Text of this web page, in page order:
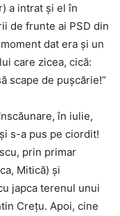
a intrat și el în
de frunte ai PSD din
dat era şi un
care zicea, cică:
scape de pușcărie!”
în iulie,
s-a pus pe ciordit!
prin primar
Mitică) şi
japca terenul unui
Crețu. Apoi, cine